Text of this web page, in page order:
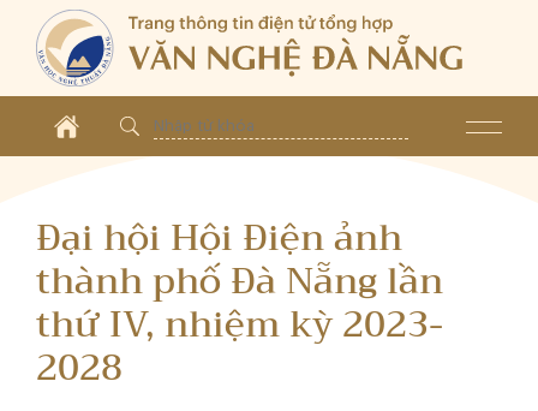
Đại hội Hội Điện ảnh
thành phố Đà Nẵng lần
thứ IV, nhiệm kỳ 2023-
2028